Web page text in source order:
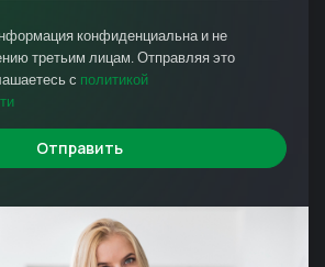
Отправить
конфиденциальна и не
третьим лицам. Отправляя это
с политикой